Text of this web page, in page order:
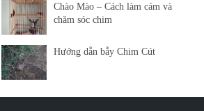
Chào Mào – Cách làm cám và
chăm sóc chim
Hướng dẫn bẫy Chim Cút